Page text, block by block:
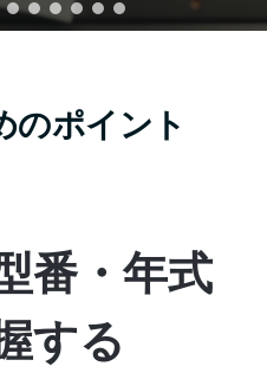
のポイント
番・年式
する